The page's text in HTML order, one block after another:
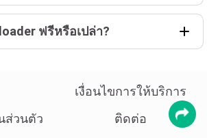
ฟรีหรือเปล่า?
เงื่อนไขการให้บริการ
ส่วนตัว
ติดต่อ